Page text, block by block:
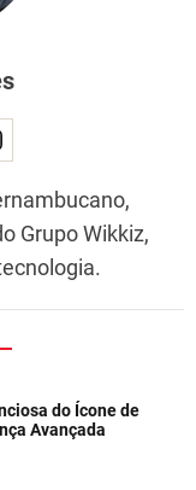
Grupo Wikkiz,
do Ícone de
Avançada